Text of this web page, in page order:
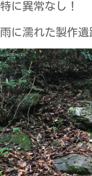
特に異常なし！
雨に濡れた製作